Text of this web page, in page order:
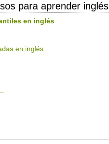
para aprender inglés
en inglés
en inglés